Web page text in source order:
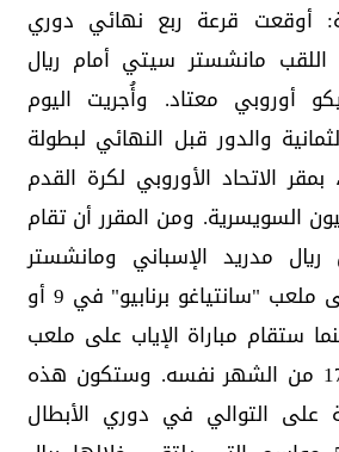
أوقعت قرعة ربع نهائي دوري
اللقب مانشستر سيتي أمام ريال
أوروبي معتاد. وأُجريت اليوم
والدور قبل النهائي لبطولة
الاتحاد الأوروبي لكرة القدم
السويسرية. ومن المقرر أن تقام
ريال مدريد الإسباني ومانشستر
سيتي الإنجليزي على ملعب "سانتياغو برنابيو" في 9 أو
ستقام مباراة الإياب على ملعب
الاتحاد في 16 أو 17 من الشهر نفسه. وستكون هذه
على التوالي في دوري الأبطال